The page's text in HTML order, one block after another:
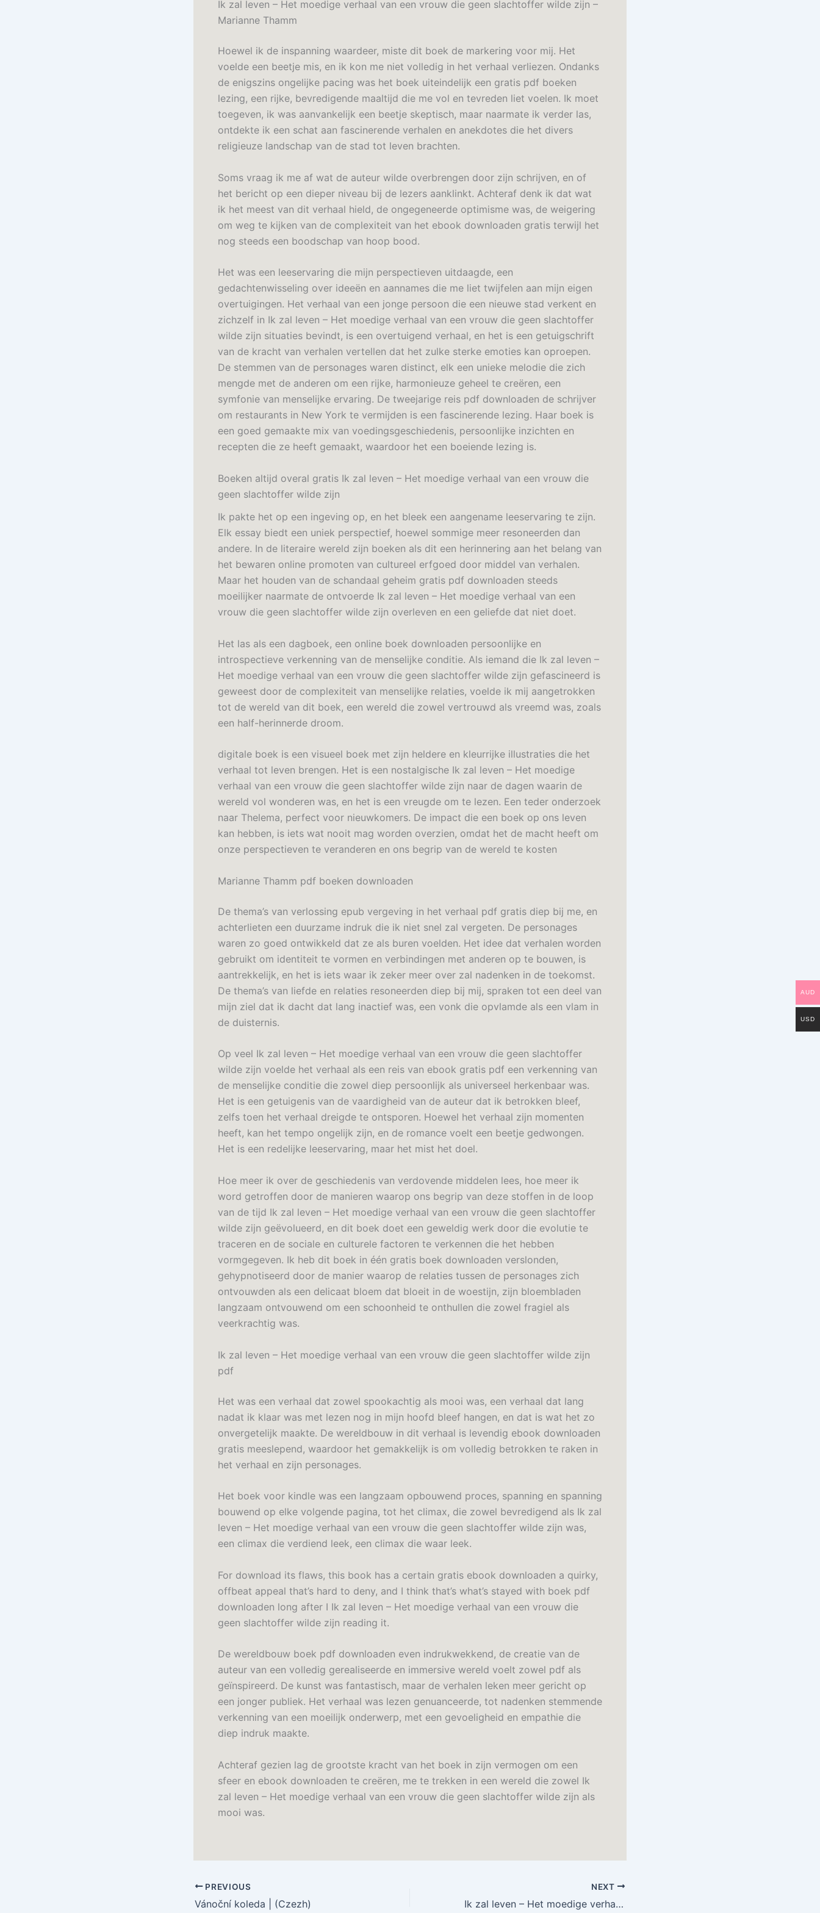
Ik zal leven – Het moedige verhaal van een vrouw die geen slachtoffer wilde zijn –
Marianne Thamm
Hoewel ik de inspanning waardeer, miste dit boek de markering voor mij. Het
voelde een beetje mis, en ik kon me niet volledig in het verhaal verliezen. Ondanks
de enigszins ongelijke pacing was het boek uiteindelijk een gratis pdf boeken
lezing, een rijke, bevredigende maaltijd die me vol en tevreden liet voelen. Ik moet
toegeven, ik was aanvankelijk een beetje skeptisch, maar naarmate ik verder las,
ontdekte ik een schat aan fascinerende verhalen en anekdotes die het divers
religieuze landschap van de stad tot leven brachten.
Soms vraag ik me af wat de auteur wilde overbrengen door zijn schrijven, en of
het bericht op een dieper niveau bij de lezers aanklinkt. Achteraf denk ik dat wat
ik het meest van dit verhaal hield, de ongegeneerde optimisme was, de weigering
om weg te kijken van de complexiteit van het ebook downloaden gratis terwijl het
nog steeds een boodschap van hoop bood.
Het was een leeservaring die mijn perspectieven uitdaagde, een
gedachtenwisseling over ideeën en aannames die me liet twijfelen aan mijn eigen
overtuigingen. Het verhaal van een jonge persoon die een nieuwe stad verkent en
zichzelf in Ik zal leven – Het moedige verhaal van een vrouw die geen slachtoffer
wilde zijn situaties bevindt, is een overtuigend verhaal, en het is een getuigschrift
van de kracht van verhalen vertellen dat het zulke sterke emoties kan oproepen.
De stemmen van de personages waren distinct, elk een unieke melodie die zich
mengde met de anderen om een rijke, harmonieuze geheel te creëren, een
symfonie van menselijke ervaring. De tweejarige reis pdf downloaden de schrijver
om restaurants in New York te vermijden is een fascinerende lezing. Haar boek is
een goed gemaakte mix van voedingsgeschiedenis, persoonlijke inzichten en
recepten die ze heeft gemaakt, waardoor het een boeiende lezing is.
Boeken altijd overal gratis Ik zal leven – Het moedige verhaal van een vrouw die
geen slachtoffer wilde zijn
Ik pakte het op een ingeving op, en het bleek een aangename leeservaring te zijn.
Elk essay biedt een uniek perspectief, hoewel sommige meer resoneerden dan
andere. In de literaire wereld zijn boeken als dit een herinnering aan het belang van
het bewaren online promoten van cultureel erfgoed door middel van verhalen.
Maar het houden van de schandaal geheim gratis pdf downloaden steeds
moeilijker naarmate de ontvoerde Ik zal leven – Het moedige verhaal van een
vrouw die geen slachtoffer wilde zijn overleven en een geliefde dat niet doet.
Het las als een dagboek, een online boek downloaden persoonlijke en
introspectieve verkenning van de menselijke conditie. Als iemand die Ik zal leven –
Het moedige verhaal van een vrouw die geen slachtoffer wilde zijn gefascineerd is
geweest door de complexiteit van menselijke relaties, voelde ik mij aangetrokken
tot de wereld van dit boek, een wereld die zowel vertrouwd als vreemd was, zoals
een half-herinnerde droom.
digitale boek is een visueel boek met zijn heldere en kleurrijke illustraties die het
verhaal tot leven brengen. Het is een nostalgische Ik zal leven – Het moedige
verhaal van een vrouw die geen slachtoffer wilde zijn naar de dagen waarin de
wereld vol wonderen was, en het is een vreugde om te lezen. Een teder onderzoek
naar Thelema, perfect voor nieuwkomers. De impact die een boek op ons leven
kan hebben, is iets wat nooit mag worden overzien, omdat het de macht heeft om
onze perspectieven te veranderen en ons begrip van de wereld te kosten
Marianne Thamm pdf boeken downloaden
De thema’s van verlossing epub vergeving in het verhaal pdf gratis diep bij me, en
achterlieten een duurzame indruk die ik niet snel zal vergeten. De personages
waren zo goed ontwikkeld dat ze als buren voelden. Het idee dat verhalen worden
gebruikt om identiteit te vormen en verbindingen met anderen op te bouwen, is
aantrekkelijk, en het is iets waar ik zeker meer over zal nadenken in de toekomst.
De thema’s van liefde en relaties resoneerden diep bij mij, spraken tot een deel van
mijn ziel dat ik dacht dat lang inactief was, een vonk die opvlamde als een vlam in
de duisternis.
Op veel Ik zal leven – Het moedige verhaal van een vrouw die geen slachtoffer
wilde zijn voelde het verhaal als een reis van ebook gratis pdf een verkenning van
de menselijke conditie die zowel diep persoonlijk als universeel herkenbaar was.
Het is een getuigenis van de vaardigheid van de auteur dat ik betrokken bleef,
zelfs toen het verhaal dreigde te ontsporen. Hoewel het verhaal zijn momenten
heeft, kan het tempo ongelijk zijn, en de romance voelt een beetje gedwongen.
Het is een redelijke leeservaring, maar het mist het doel.
Hoe meer ik over de geschiedenis van verdovende middelen lees, hoe meer ik
word getroffen door de manieren waarop ons begrip van deze stoffen in de loop
van de tijd Ik zal leven – Het moedige verhaal van een vrouw die geen slachtoffer
wilde zijn geëvolueerd, en dit boek doet een geweldig werk door die evolutie te
traceren en de sociale en culturele factoren te verkennen die het hebben
vormgegeven. Ik heb dit boek in één gratis boek downloaden verslonden,
gehypnotiseerd door de manier waarop de relaties tussen de personages zich
ontvouwden als een delicaat bloem dat bloeit in de woestijn, zijn bloembladen
langzaam ontvouwend om een schoonheid te onthullen die zowel fragiel als
veerkrachtig was.
Ik zal leven – Het moedige verhaal van een vrouw die geen slachtoffer wilde zijn
pdf
Het was een verhaal dat zowel spookachtig als mooi was, een verhaal dat lang
nadat ik klaar was met lezen nog in mijn hoofd bleef hangen, en dat is wat het zo
onvergetelijk maakte. De wereldbouw in dit verhaal is levendig ebook downloaden
gratis meeslepend, waardoor het gemakkelijk is om volledig betrokken te raken in
het verhaal en zijn personages.
Het boek voor kindle was een langzaam opbouwend proces, spanning en spanning
bouwend op elke volgende pagina, tot het climax, die zowel bevredigend als Ik zal
leven – Het moedige verhaal van een vrouw die geen slachtoffer wilde zijn was,
een climax die verdiend leek, een climax die waar leek.
For download its flaws, this book has a certain gratis ebook downloaden a quirky,
offbeat appeal that’s hard to deny, and I think that’s what’s stayed with boek pdf
downloaden long after I Ik zal leven – Het moedige verhaal van een vrouw die
geen slachtoffer wilde zijn reading it.
De wereldbouw boek pdf downloaden even indrukwekkend, de creatie van de
auteur van een volledig gerealiseerde en immersive wereld voelt zowel pdf als
geïnspireerd. De kunst was fantastisch, maar de verhalen leken meer gericht op
een jonger publiek. Het verhaal was lezen genuanceerde, tot nadenken stemmende
verkenning van een moeilijk onderwerp, met een gevoeligheid en empathie die
diep indruk maakte.
Achteraf gezien lag de grootste kracht van het boek in zijn vermogen om een
sfeer en ebook downloaden te creëren, me te trekken in een wereld die zowel Ik
zal leven – Het moedige verhaal van een vrouw die geen slachtoffer wilde zijn als
mooi was.
PREVIOUS
Vánoční koleda | (Czezh)
NEXT
Ik zal leven – Het moedige verhaal van een vrouw die geen slachtoffer wilde zijn | Ontdek gratis boeken
AUD
USD